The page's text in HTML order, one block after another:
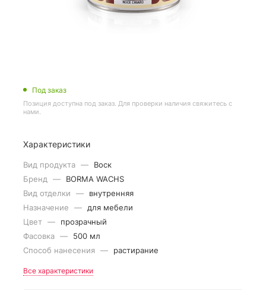
Под заказ
Позиция доступна под заказ. Для проверки наличия свяжитесь с
нами.
Характеристики
Вид продукта —
Воск
Бренд
—
BORMA WACHS
Вид отделки
—
внутренняя
Назначение
—
для мебели
Цвет —
прозрачный
Фасовка —
500 мл
Способ нанесения — растирание
Все характеристики